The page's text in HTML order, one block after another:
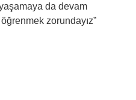
da devam
zorundayız”